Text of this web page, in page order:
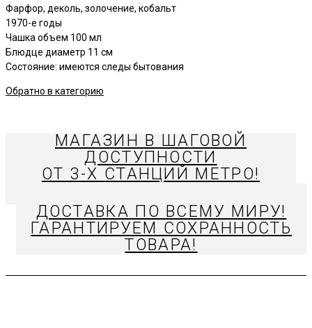
Фарфор, деколь, золочение, кобальт
1970-е годы
Чашка объем 100 мл
Блюдце диаметр 11 см
Состояние: имеются следы бытования
Обратно в категорию
МАГАЗИН В ШАГОВОЙ
ДОСТУПНОСТИ
ОТ 3-Х СТАНЦИЙ МЕТРО!
ДОСТАВКА ПО ВСЕМУ МИРУ!
ГАРАНТИРУЕМ СОХРАННОСТЬ
ТОВАРА!